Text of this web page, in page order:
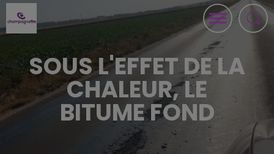
SOUS L'EFFET DE LA
CHALEUR, LE
BITUME FOND